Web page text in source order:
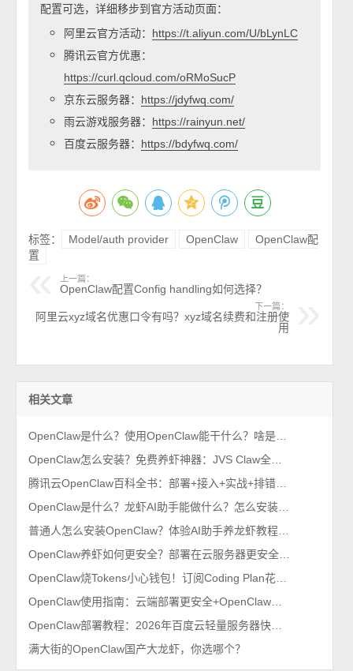
配置可选，详细移步到官方活动页面：
阿里云官方活动：
https://t.aliyun.com/U/bLynLC
腾讯云官方优惠：
https://curl.qcloud.com/oRMoSucP
京东云服务器： https://jdyfwq.com/
雨云游戏服务器： https://rainyun.net/
百度云服务器： https://bdyfwq.com/
标签： Model/auth provider OpenClaw
OpenClaw配
置
上一篇：
OpenClaw配置Config handling如何选择？
下一篇：
阿里云xyz域名优惠口令有吗？xyz域名续费和注册使
用
相关文章
满大街的OpenClaw国产大龙虾，你选哪个？